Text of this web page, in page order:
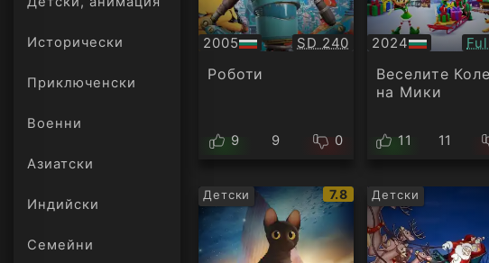
Исторически
Приключенски
Военни
Азиатски
Индийски
Семейни
2005
БГ
аудио
Качество:
SD 240
Роботи
9 9 0
2024
БГ
аудио
Веселите
на Мики
11 11
Детски
IMDb
рейтинг:
7.8 Детски